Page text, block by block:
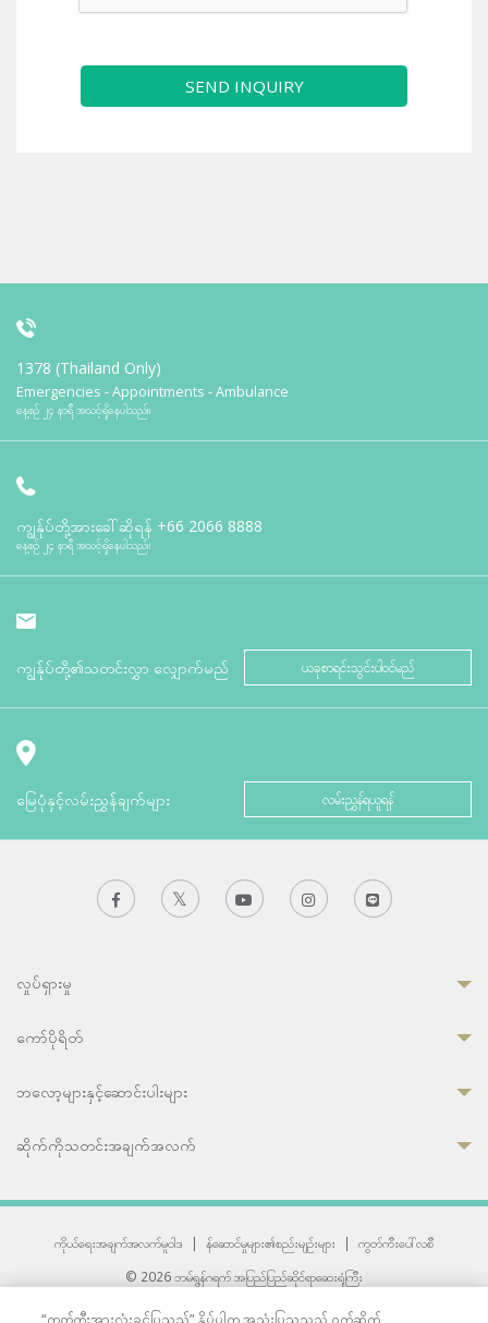
SEND INQUIRY
1378 (Thailand Only)
Emergencies - Appointments - Ambulance
နေ့စဉ် ၂၄ နာရီ အသင့်ရှိနေပါသည်။
ကျွန်ုပ်တို့အားခေါ်ဆိုရန် +66 2066 8888
နေ့စဉ် ၂၄ နာရီ အသင့်ရှိနေပါသည်။
ကျွန်ုပ်တို့၏သတင်းလွှာ လျှောက်မည် ယခုစာရင်းသွင်းပါဝင်မည်
မြေပုံနှင့်လမ်းညွှန်ချက်များ လမ်းညွှန်ရယူရန်
လှုပ်ရှားမှု
ကော်ပိုရိတ်
ဘလော့များနှင့်ဆောင်းပါးများ
ဆိုက်ကိုသတင်းအချက်အလက်
ကိုယ်ရေးအချက်အလက်မူဝါဒ | န်ဆောင်မှုများ၏စည်းမျဉ်းများ |
ကွတ်ကီးပေါ်လစီ
© 2026 ဘမ်ရွန်ဂရက် အပြည်ပြည်ဆိုင်ရာဆေးရုံကြီး
“ကွတ်ကီးအားလုံးခွင့်ပြုသည်” နှိပ်ပါက အသုံးပြုသူသည် ဝက်ဆိုက်